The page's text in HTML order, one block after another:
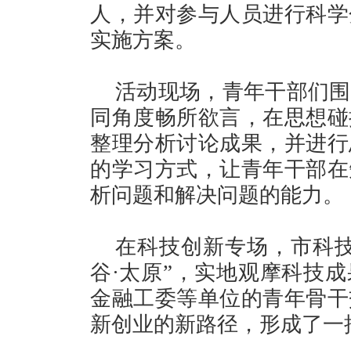
人，并对参与人员进行科
实施方案。
活动现场，青年干部们
同角度畅所欲言，在思想
整理分析讨论成果，并进
的学习方式，让青年干部
析问题和解决问题的能力。
在科技创新专场，市科
谷·太原”，实地观摩科技
金融工委等单位的青年骨
新创业的新路径，形成了